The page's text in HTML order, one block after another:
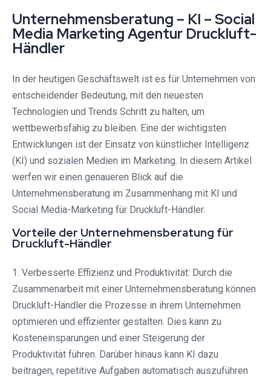
Unternehmensberatung – KI – Social
Media Marketing Agentur Druckluft-
Händler
In der heutigen Geschäftswelt ist es für Unternehmen von
entscheidender Bedeutung, mit den neuesten
Technologien und Trends Schritt zu halten, um
wettbewerbsfähig zu bleiben. Eine der wichtigsten
Entwicklungen ist der Einsatz von künstlicher Intelligenz
(KI) und sozialen Medien im Marketing. In diesem Artikel
werfen wir einen genaueren Blick auf die
Unternehmensberatung im Zusammenhang mit KI und
Social Media-Marketing für Druckluft-Händler.
Vorteile der Unternehmensberatung für
Druckluft-Händler
1. Verbesserte Effizienz und Produktivität: Durch die
Zusammenarbeit mit einer Unternehmensberatung können
Druckluft-Händler die Prozesse in ihrem Unternehmen
optimieren und effizienter gestalten. Dies kann zu
Kosteneinsparungen und einer Steigerung der
Produktivität führen. Darüber hinaus kann KI dazu
beitragen, repetitive Aufgaben automatisch auszuführen